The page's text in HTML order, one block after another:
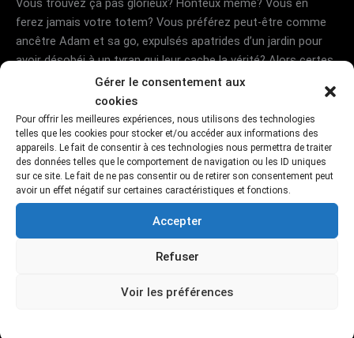
Gérer le consentement aux
cookies
Pour offrir les meilleures expériences, nous utilisons des technologies
telles que les cookies pour stocker et/ou accéder aux informations des
appareils. Le fait de consentir à ces technologies nous permettra de traiter
des données telles que le comportement de navigation ou les ID uniques
sur ce site. Le fait de ne pas consentir ou de retirer son consentement peut
avoir un effet négatif sur certaines caractéristiques et fonctions.
Accepter
Refuser
Voir les préférences
Vous trouvez ça pas glorieux? Honteux même? Vous en
ferez jamais votre totem? Vous préférez peut-être comme
ancêtre Adam et sa go, expulsés apatrides d’un jardin pour
avoir désobéi à un tyran qui leur cache la vérité? Alors certes
cet animal est tellement statique qu’on l’a
LE
PRINCIPE
DE
MOINDRE
EFFORT
Lire la suite »